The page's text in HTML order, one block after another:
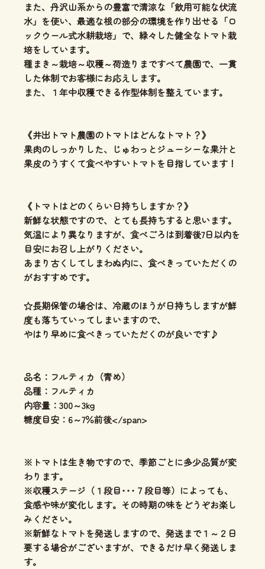
また、丹沢山系からの豊富で清涼な「飲用可能な伏流
水」を使い、最適な根の部分の環境を作り出せる「ロ
ックウール式水耕栽培」で、緑々した健全なトマト栽
培をしています。
種まき～栽培～収穫～荷造りまですべて農園で、一貫
した体制でお客様にお応えします。
また、１年中収穫できる作型体制を整えています。
《井出トマト農園のトマトはどんなトマト？》
果肉のしっかりした、じゅわっとジューシーな果汁と
果皮のうすくて食べやすいトマトを目指しています！
《トマトはどのくらい日持ちしますか？》
新鮮な状態ですので、とても長持ちすると思います。
気温により異なりますが、食べごろは到着後7日以内を
目安にお召し上がりください。
あまり古くしてしまわぬ内に、食べきっていただくの
がおすすめです。
☆長期保管の場合は、冷蔵のほうが日持ちしますが鮮
度も落ちていってしまいますので、
やはり早めに食べきっていただくのが良いです♪
品名：フルティカ（青め）
品種：フルティカ
内容量：300～3kg
糖度目安：6～7％前後</span>
※トマトは生き物ですので、季節ごとに多少品質が変
わります。
※収穫ステージ（１段目･･･７段目等）によっても、
食感や味が変化します。その時期の味をどうぞお楽し
みください。
※新鮮なトマトを発送しますので、発送まで１～２日
要する場合がございますが、できるだけ早く発送しま
す。